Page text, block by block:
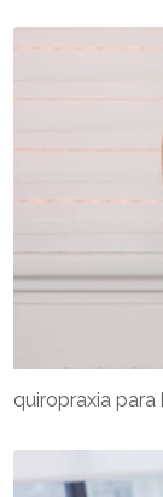
quiropraxia para